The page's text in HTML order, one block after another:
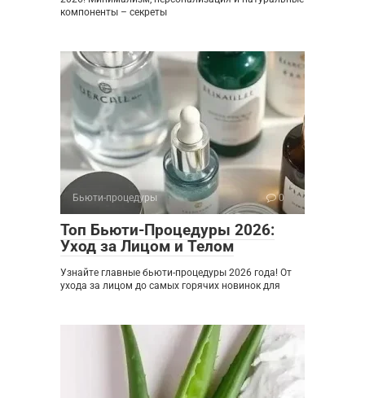
компоненты – секреты
Бьюти-процедуры 0
Топ Бьюти-Процедуры 2026:
Уход за Лицом и Телом
Узнайте главные бьюти-процедуры 2026 года! От
ухода за лицом до самых горячих новинок для